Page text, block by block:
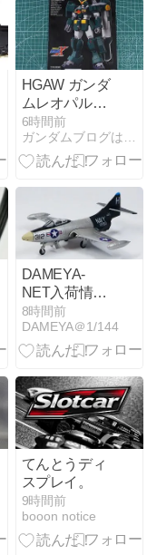
HGAW ガンダ
ムレオパルド
のパッケー
ジ・ランナー
6時間前
ガンダムブログはじめました
DAMEYA-
NET入荷情報
（2026年8月8
日）
8時間前
DAMEYA＠1/144
てんとうディ
スプレイ。
9時間前
booon notice